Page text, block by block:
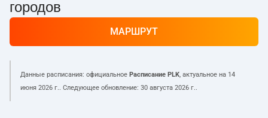
городов
МАРШРУТ
Данные расписания: официальное Расписание PLK, актуальное на 14
июня 2026 г.. Следующее обновление: 30 августа 2026 г..